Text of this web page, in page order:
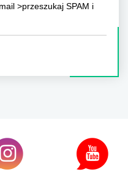
>przeszukaj SPAM i